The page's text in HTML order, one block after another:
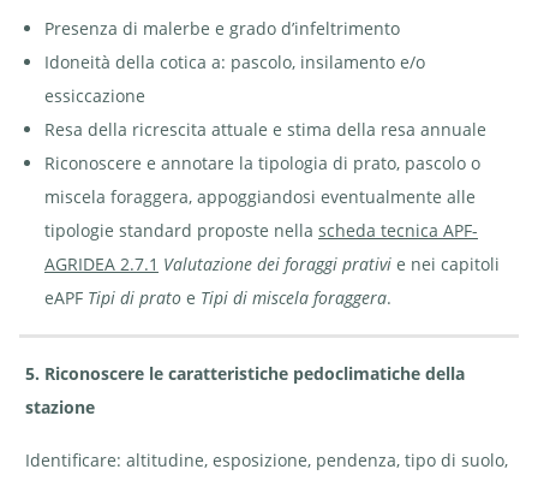
Presenza di malerbe e grado d’infeltrimento
Idoneità della cotica a: pascolo, insilamento e/o
essiccazione
Resa della ricrescita attuale e stima della resa annuale
Riconoscere e annotare la tipologia di prato, pascolo o
miscela foraggera, appoggiandosi eventualmente alle
tipologie standard proposte nella scheda tecnica APF-
AGRIDEA 2.7.1 Valutazione dei foraggi prativi e nei capitoli
eAPF Tipi di prato e Tipi di miscela foraggera.
5. Riconoscere le caratteristiche pedoclimatiche della
stazione
Identificare: altitudine, esposizione, pendenza, tipo di suolo,